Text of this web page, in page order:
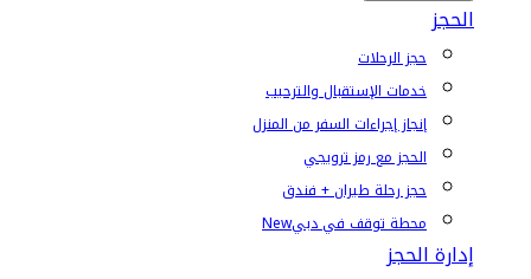
الحجز
حجز الرحلات
خدمات الإستقبال والترحيب
إنجاز إجراءات السفر من المنزل
الحجز مع رمز ترويجي
حجز رحلة طيران + فندق
محطة توقف في دبيNew
إدارة الحجز